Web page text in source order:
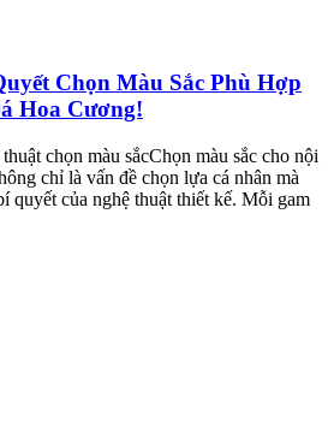
Chọn Màu Sắc Phù Hợp
Hoa Cương!
chọn màu sắcChọn màu sắc cho nội
chỉ là vấn đề chọn lựa cá nhân mà
quyết của nghệ thuật thiết kế. Mỗi gam